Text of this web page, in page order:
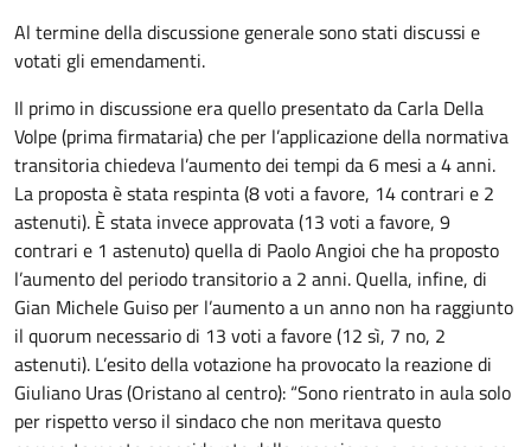
Al termine della discussione generale sono stati discussi e
votati gli emendamenti.
Il primo in discussione era quello presentato da Carla Della
Volpe (prima firmataria) che per l’applicazione della normativa
transitoria chiedeva l’aumento dei tempi da 6 mesi a 4 anni.
La proposta è stata respinta (8 voti a favore, 14 contrari e 2
astenuti). È stata invece approvata (13 voti a favore, 9
contrari e 1 astenuto) quella di Paolo Angioi che ha proposto
l’aumento del periodo transitorio a 2 anni. Quella, infine, di
Gian Michele Guiso per l’aumento a un anno non ha raggiunto
il quorum necessario di 13 voti a favore (12 sì, 7 no, 2
astenuti). L’esito della votazione ha provocato la reazione di
Giuliano Uras (Oristano al centro): “Sono rientrato in aula solo
per rispetto verso il sindaco che non meritava questo